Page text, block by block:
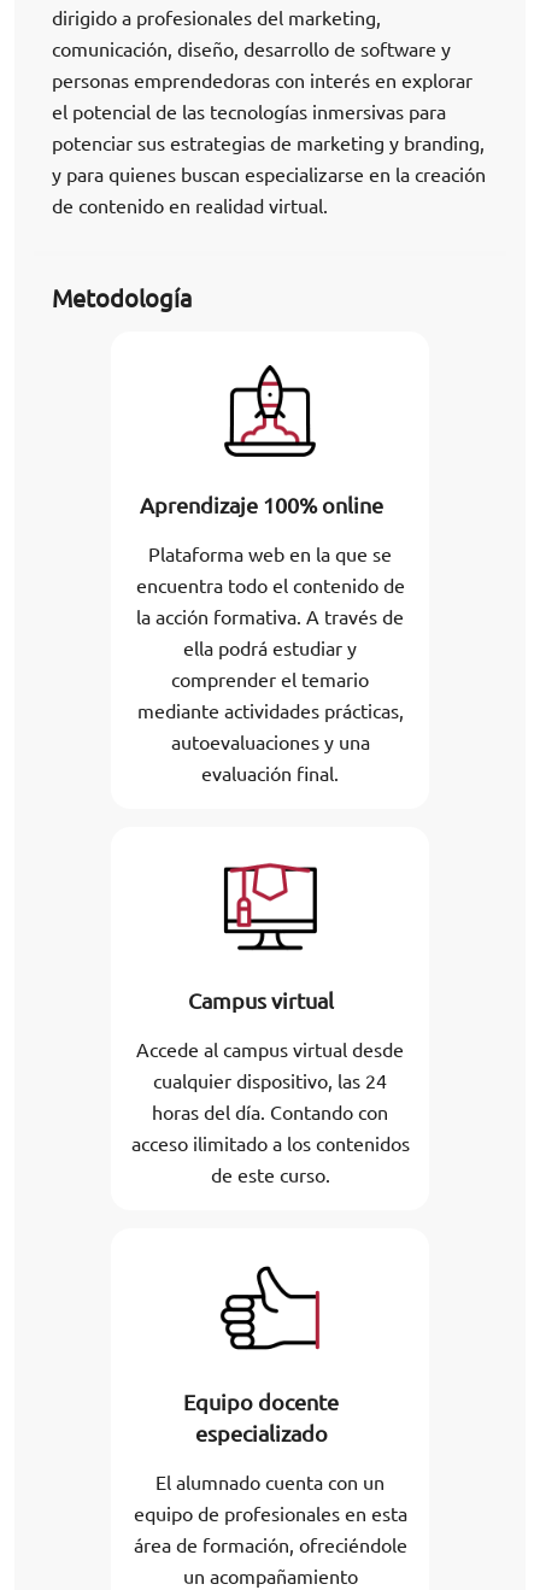
dirigido a profesionales del marketing,
comunicación, diseño, desarrollo de software y
personas emprendedoras con interés en explorar
el potencial de las tecnologías inmersivas para
potenciar sus estrategias de marketing y branding,
y para quienes buscan especializarse en la creación
de contenido en realidad virtual.
Metodología
Aprendizaje 100% online
Plataforma web en la que se
encuentra todo el contenido de
la acción formativa. A través de
ella podrá estudiar y
comprender el temario
mediante actividades prácticas,
autoevaluaciones y una
evaluación final.
Campus virtual
Accede al campus virtual desde
cualquier dispositivo, las 24
horas del día. Contando con
acceso ilimitado a los contenidos
de este curso.
Equipo docente
especializado
El alumnado cuenta con un
equipo de profesionales en esta
área de formación, ofreciéndole
un acompañamiento